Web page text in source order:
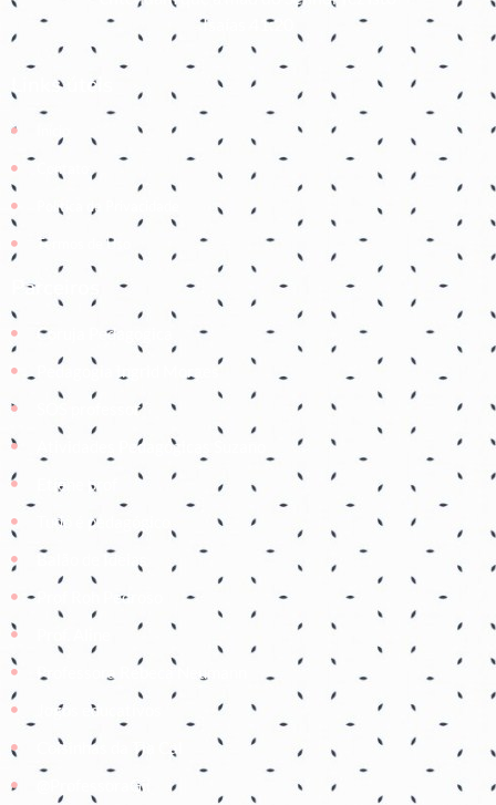
Isaías 41:20
Links úteis
Contato
Política de Privacidade
Termos de Uso
Parceiros
Coruja Pedagogica
Pedagogia Ingrid Moraes
SOS professor
Atividades Pedagógicas Suzano
Etiene prof
Tudo é pedagógico
Balão de Ideias
Prof Roh Pedroso
Professora Rebeca Neumann
Jogos educativos
Coisinhas da Tia Cal
@ProfessoraGii